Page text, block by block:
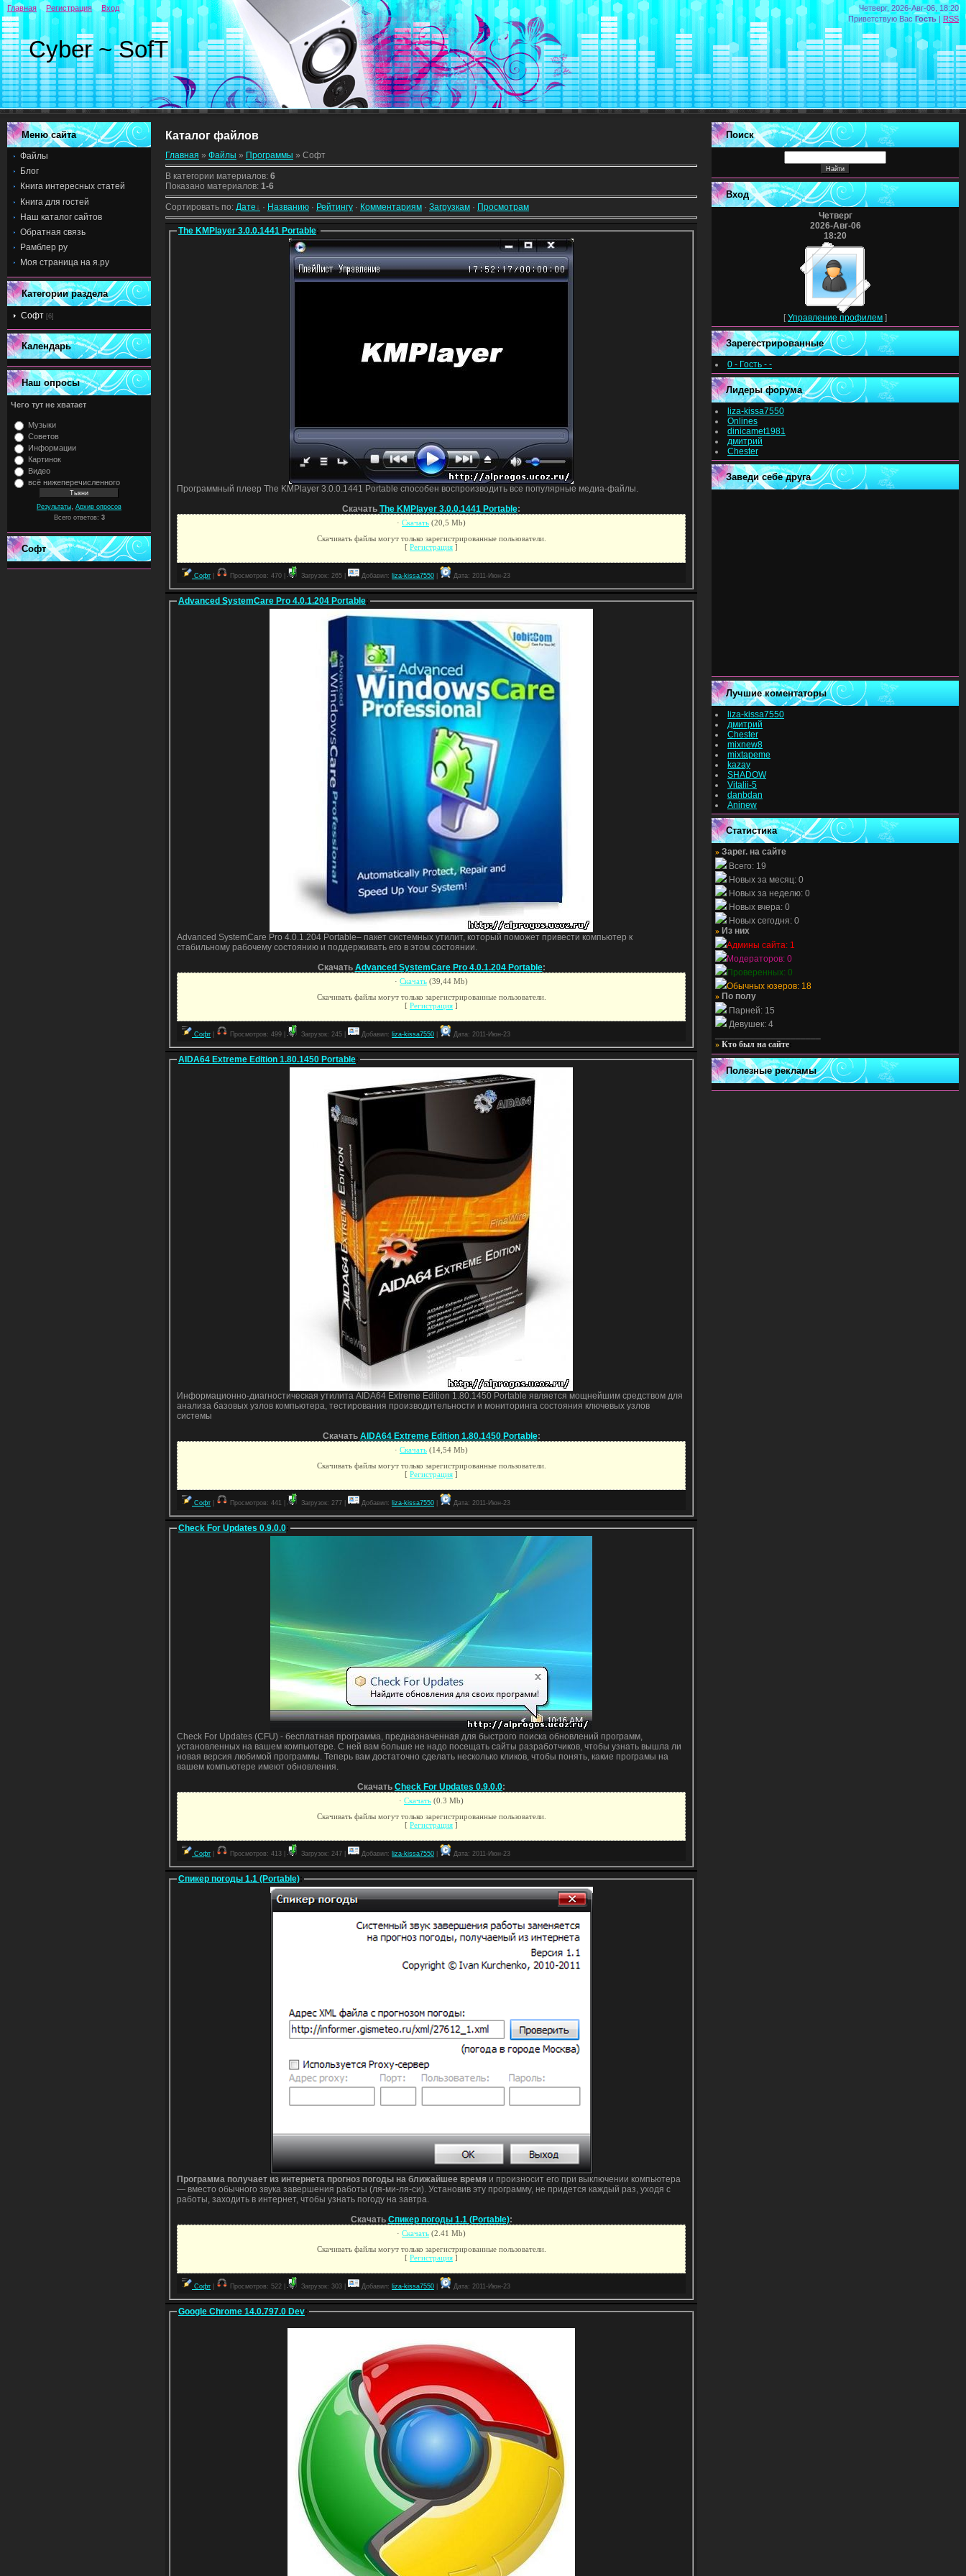
Четверг, 2026-Авг-06, 18:20
Приветствую Вас Гость | RSS
Cyber ~ SofT
Главная Регистрация Вход
Меню сайта
Файлы
Блог
Книга интересных статей
Книга для гостей
Наш каталог сайтов
Обратная связь
Рамблер ру
Моя страница на я.ру
Категории раздела
Софт [6]
Календарь
Наш опросы
Чего тут не хватает
Музыки
Советов
Информации
Картинок
Видео
всё нижеперечисленного
Результаты Архив опросов
Всего ответов: 3
Софт
Каталог файлов
Главная » Файлы » Программы » Софт
В категории материалов: 6
Показано материалов: 1-6
Сортировать по: Дате · Названию · Рейтингу · Комментариям · Загрузкам · Просмотрам
The KMPlayer 3.0.0.1441 Portable:
Программный плеер The KMPlayer 3.0.0.1441 Portable способен воспроизводить все популярные медиа-файлы.
Скачать The KMPlayer 3.0.0.1441 Portable:
· Скачать (20,5 Мb)
Скачивать файлы могут только зарегистрированные пользователи.
[ Регистрация ]
Софт Просмотров: 470 | Загрузок: 265 | Добавил: liza-kissa7550 Дата: 2011-Июн-23
Advanced SystemCare Pro 4.0.1.204 Portable:
Advanced SystemCare Pro 4.0.1.204 Portable– пакет системных утилит, который поможет привести компьютер к
стабильному рабочему состоянию и поддерживать его в этом состоянии.
Скачать Advanced SystemCare Pro 4.0.1.204 Portable:
· Скачать (39,44 Мb)
Скачивать файлы могут только зарегистрированные пользователи.
[ Регистрация ]
Софт Просмотров: 499 | Загрузок: 245 | Добавил: liza-kissa7550 Дата: 2011-Июн-23
AIDA64 Extreme Edition 1.80.1450 Portable:
Информационно-диагностическая утилита AIDA64 Extreme Edition 1.80.1450 Portable является мощнейшим средством для
анализа базовых узлов компьютера, тестирования производительности и мониторинга состояния ключевых узлов
системы
Скачать AIDA64 Extreme Edition 1.80.1450 Portable:
· Скачать (14,54 Мb)
Скачивать файлы могут только зарегистрированные пользователи.
[ Регистрация ]
Софт Просмотров: 441 | Загрузок: 277 | Добавил: liza-kissa7550 Дата: 2011-Июн-23
Check For Updates 0.9.0.0:
Check For Updates (CFU) - бесплатная программа, предназначенная для быстрого поиска обновлений программ,
установленных на вашем компьютере. С ней вам больше не надо посещать сайты разработчиков, чтобы узнать вышла ли
новая версия любимой программы. Теперь вам достаточно сделать несколько кликов, чтобы понять, какие програмы на
вашем компьютере имеют обновления.
Скачать Check For Updates 0.9.0.0:
· Скачать (0.3 Mb)
Скачивать файлы могут только зарегистрированные пользователи.
[ Регистрация ]
Софт Просмотров: 413 | Загрузок: 247 | Добавил: liza-kissa7550 Дата: 2011-Июн-23
Спикер погоды 1.1 (Portable):
Программа получает из интернета прогноз погоды на ближайшее время и произносит его при выключении компьютера
— вместо обычного звука завершения работы (ля-ми-ля-си). Установив эту программу, не придется каждый раз, уходя с
работы, заходить в интернет, чтобы узнать погоду на завтра.
Скачать Спикер погоды 1.1 (Portable):
· Скачать (2.41 Mb)
Скачивать файлы могут только зарегистрированные пользователи.
[ Регистрация ]
Софт Просмотров: 522 | Загрузок: 303 | Добавил: liza-kissa7550 Дата: 2011-Июн-23
Google Chrome 14.0.797.0 Dev:
Поиск
Вход
Четверг
2026-Авг-06
18:20
[Управление профилем ]
Зарегестрированные
0 - Гость - -
Лидеры форума
liza-kissa7550
Onlines
dinicamet1981
дмитрий
Chester
Заведи себе друга
Лучшие коментаторы
liza-kissa7550
дмитрий
Chester
mixnew8
mixtapeme
kazay
SHADOW
Vitalii-5
danbdan
Aninew
Статистика
» Зарег. на сайте
Всего: 19
Новых за месяц: 0
Новых за неделю: 0
Новых вчера: 0
Новых сегодня: 0
» Из них
Админы сайта: 1
Модераторов: 0
Проверенных: 0
Обычных юзеров: 18
» По полу
Парней: 15
Девушек: 4
» Кто был на сайте
Полезные рекламы